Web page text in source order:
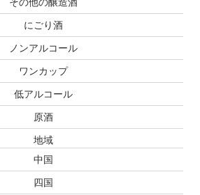
にごり酒
ノンアルコール
ワンカップ
低アルコール
原酒
地域
中国
四国